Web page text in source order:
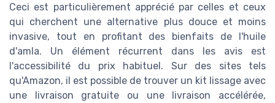
Ceci est particulièrement apprécié par celles et ceux
qui cherchent une alternative plus douce et moins
invasive, tout en profitant des bienfaits de l'huile
d'amla. Un élément récurrent dans les avis est
l'accessibilité du prix habituel. Sur des sites tels
qu'Amazon, il est possible de trouver un kit lissage avec
une livraison gratuite ou une livraison accélérée,